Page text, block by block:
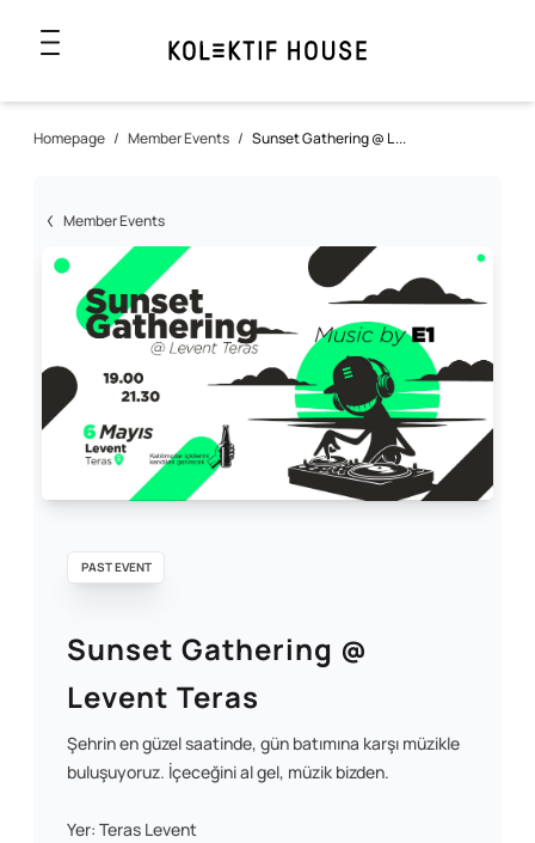
Homepage / Member Events / Sunset Gathering @ L ...
Member Events
PAST EVENT
Sunset Gathering @
Levent Teras
Şehrin en güzel saatinde, gün batımına karşı müzikle
buluşuyoruz. İçeceğini al gel, müzik bizden.
Yer: Teras Levent